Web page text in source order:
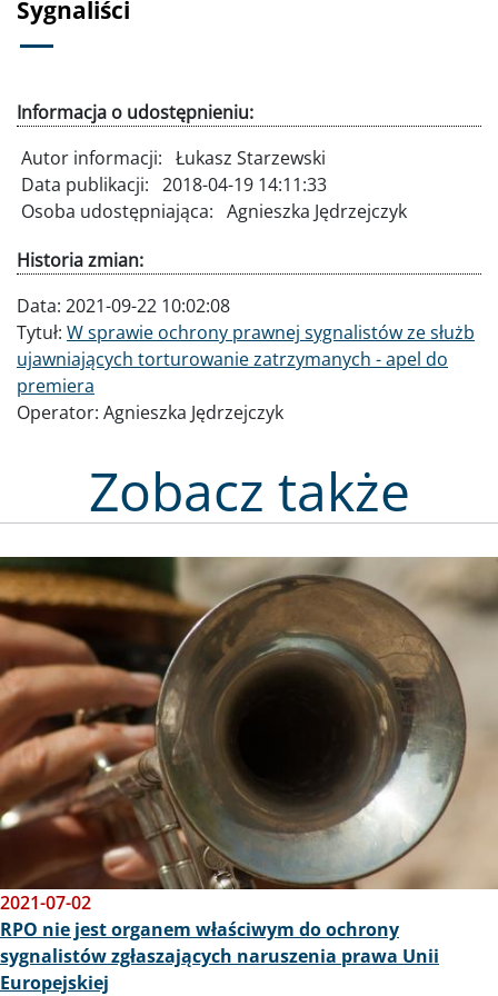
Sygnaliści
Informacja o udostępnieniu:
Autor informacji: Łukasz Starzewski
Data publikacji: 2018-04-19 14:11:33
Osoba udostępniająca: Agnieszka Jędrzejczyk
Historia zmian:
Data: 2021-09-22 10:02:08
Tytuł: W sprawie ochrony prawnej sygnalistów ze służb
ujawniających torturowanie zatrzymanych - apel do
premiera
Operator: Agnieszka Jędrzejczyk
Zobacz także
Obraz
2021-07-02
RPO nie jest organem właściwym do ochrony
sygnalistów zgłaszających naruszenia prawa Unii
Europejskiej